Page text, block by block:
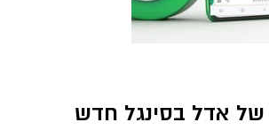
אדל בסינגל חדש